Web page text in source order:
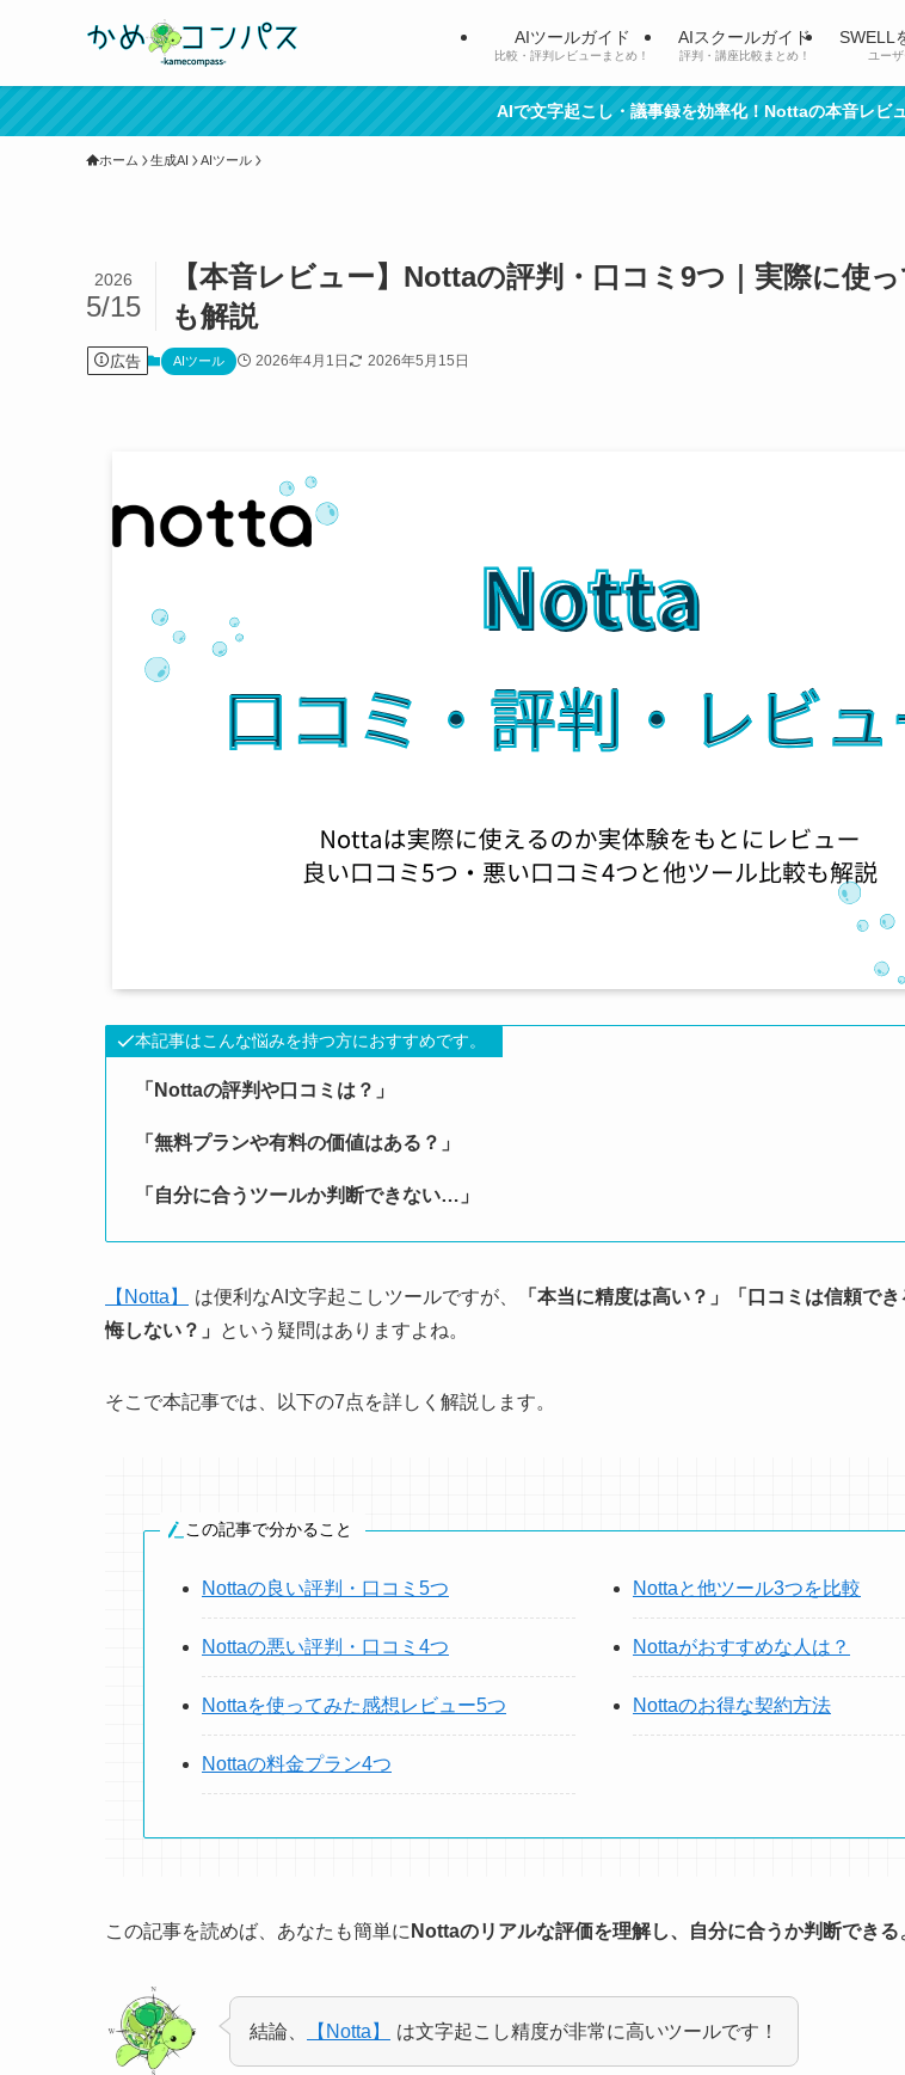
AIツールガイド
比較・評判レビューまとめ！
AIスクールガイド
評判・講座比較まとめ！
SWELL
ユー
AIで文字起こし・議事録を効率化！Nottaの本音レビ
ホーム 生成AI AIツール
【本音レビュー】Nottaの評判・口コミ9つ｜実際に使
も解説
2026
5/15
広告 AIツール 2026年4月1日 2026年5月15日
本記事はこんな悩みを持つ方におすすめです。
「Nottaの評判や口コミは？」
「無料プランや有料の価値はある？」
「自分に合うツールか判断できない…」
【Notta】 は便利なAI文字起こしツールですが、
「本当に精度は高い？」「口コミは信頼で
悔しない？」
という疑問はありますよね。
そこで本記事では、以下の7点を詳しく解説します。
この記事で分かること
Nottaの良い評判・口コミ5つ
Nottaの悪い評判・口コミ4つ
Nottaを使ってみた感想レビュー5つ
Nottaの料金プラン4つ
Nottaと他ツール3つを比較
Nottaがおすすめな人は？
Nottaのお得な契約方法
この記事を読めば、あなたも簡単に Nottaのリアルな評価を理解し、自分に合うか判断できる
結論、 【Notta】 は文字起こし精度が非常に高いツールです！